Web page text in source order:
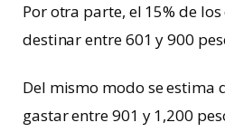
Por otra parte, el 15% de
destinar entre 601 y 900
Del mismo modo se estima
gastar entre 901 y 1,200